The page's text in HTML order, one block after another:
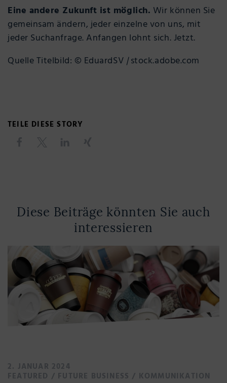
Eine andere Zukunft ist möglich. Wir können Sie
gemeinsam ändern, jeder einzelne von uns, mit
jeder Suchanfrage. Anfangen lohnt sich. Jetzt.
Quelle Titelbild: © EduardSV |stock.adobe.com
TEILE DIESE STORY
Diese Beiträge könnten Sie auch
interessieren
2. JANUAR 2024
FEATURED / FUTURE BUSINESS / KOMMUNIKATION